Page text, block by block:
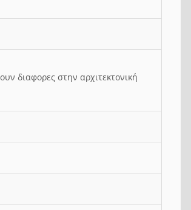
διαφορες στην αρχιτεκτονική